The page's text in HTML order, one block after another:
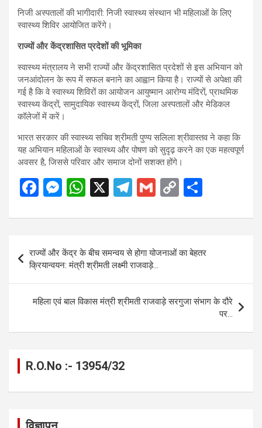
निजी अस्पतालों की भागीदारी: निजी स्वास्थ्य संस्थान भी महिलाओं के लिए
स्वास्थ्य शिविर आयोजित करेंगे।
राज्यों और केंद्रशासित प्रदेशों की भूमिका
स्वास्थ्य मंत्रालय ने सभी राज्यों और केंद्रशासित प्रदेशों से इस अभियान को
जनआंदोलन के रूप में सफल बनाने का आह्वान किया है। राज्यों से अपेक्षा की
गई है कि वे स्वास्थ्य शिविरों का आयोजन आयुष्मान आरोग्य मंदिरों, प्राथमिक
स्वास्थ्य केंद्रों, सामुदायिक स्वास्थ्य केंद्रों, जिला अस्पतालों और मेडिकल
कॉलेजों में करें।
भारत सरकार की स्वास्थ्य सचिव श्रीमती पुण्य सलिला श्रीवास्तव ने कहा कि
यह अभियान महिलाओं के स्वास्थ्य और पोषण को सुदृढ़ करने का एक महत्वपूर्ण
अवसर है, जिससे परिवार और समाज दोनों सशक्त होंगे।
F
ce
b
o
o
k
M
se
n
g
er
W
at
s
A
p
p
X
T
e
gr
a
m
G
ail
C
py
Li
n
k
ar
navigation
राज्यों और केंद्र के बीच समन्वय से होगा योजनाओं का बेहतर
क्रियान्वयन: मंत्री श्रीमती लक्ष्मी राजवाड़े…
महिला एवं बाल विकास मंत्री श्रीमती राजवाड़े सरगुजा संभाग के दौरे
पर…
R.O.No :- 13954/32